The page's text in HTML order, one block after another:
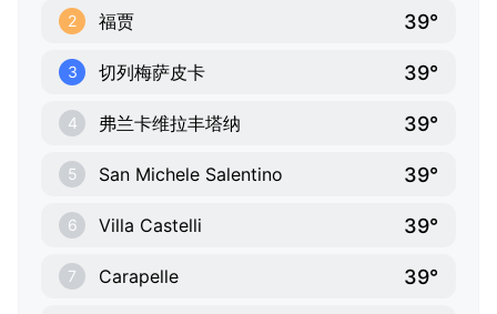
2 福贾 39°
3 切列梅萨皮卡 39°
4 弗兰卡维拉丰塔纳 39°
5 San Michele Salentino 39°
6 Villa Castelli 39°
7 Carapelle 39°